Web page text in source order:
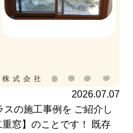
2026.07.07
の施工事例を ご紹介し
窓】のことです！ 既存